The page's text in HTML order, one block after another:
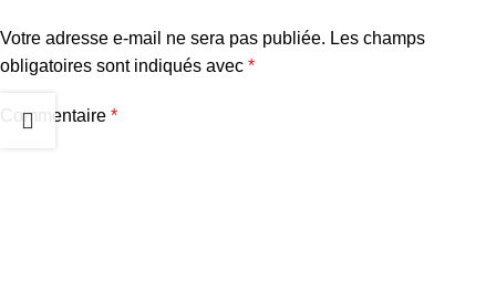
Votre adresse e-mail ne sera pas publiée. Les champs
obligatoires sont indiqués avec *
Commentaire *